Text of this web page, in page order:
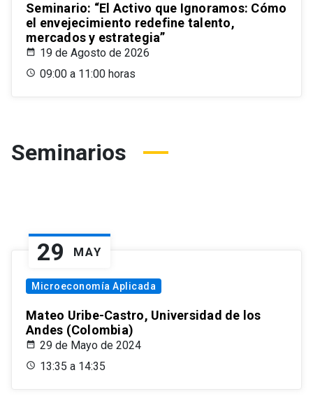
Seminario: “El Activo que Ignoramos: Cómo
el envejecimiento redefine talento,
mercados y estrategia”
19 de Agosto de 2026
09:00 a 11:00 horas
Seminarios
29 MAY
Microeconomía Aplicada
Mateo Uribe-Castro, Universidad de los
Andes (Colombia)
29 de Mayo de 2024
13:35 a 14:35